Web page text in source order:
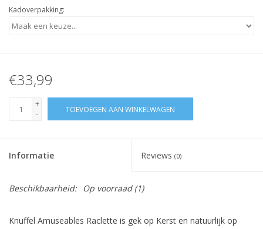
Kadoverpakking:
€33,99
+
-
TOEVOEGEN AAN WINKELWAGEN
Informatie Reviews (0)
Beschikbaarheid: Op voorraad(1)
Knuffel Amuseables Raclette is gek op Kerst en natuurlijk op